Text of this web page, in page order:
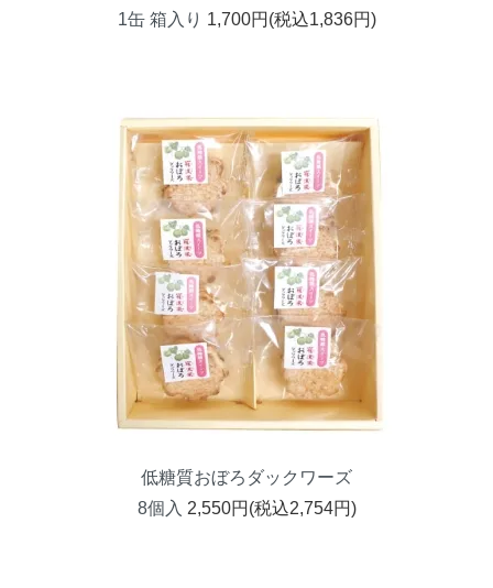
1缶 箱入り 1,700円(税込1,836円)
低糖質おぼろダックワーズ
8個入 2,550円(税込2,754円)